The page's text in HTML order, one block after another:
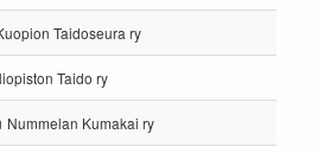
Taidoseura ry
Taido ry
Nummelan Kumakai ry